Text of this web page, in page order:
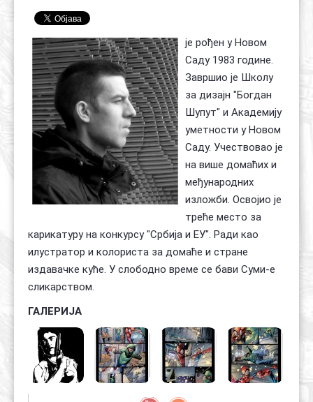
је рођен у Новом
Саду 1983 године.
Завршио је Школу
за дизајн "Богдан
Шупут" и Академију
уметности у Новом
Саду. Учествовао је
на више домаћих и
међународних
изложби. Освојио је
треће место за
карикатуру на конкурсу "Србија и ЕУ". Ради као
илустратор и колориста за домаће и стране
издавачке куће. У слободно време се бави Суми-е
сликарством.
ГАЛЕРИЈА
Органи
Хол славе
Контакт